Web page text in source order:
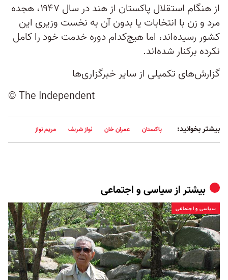
از هنگام استقلال پاکستان از هند در سال ۱۹۴۷، هجده
مرد و زن با انتخابات یا بدون آن به نخست‌ وزیری این
کشور رسیده‌اند، اما هیچ‌کدام دوره خدمت خود را کامل
نکرده برکنار شده‌اند.
گزارش‌های تکمیلی از سایر خبرگزاری‌ها
© The Independent
بیشتر بخوانید: پاکستان عمران خان نواز شریف مریم نواز
بیشتر ازسیاسی و اجتماعی
سیاسی و اجتماعی